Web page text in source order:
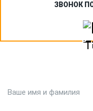
ЗВОНОК
Или кратко опишите